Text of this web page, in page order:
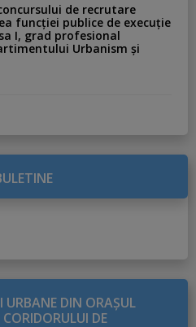
concursului de recrutare
funcției publice de execuție
I, grad profesional
Urbanism și
URBANE DIN ORAŞUL
DE